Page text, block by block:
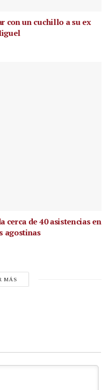
con un cuchillo a su ex
cerca de 40 asistencias en
agostinas
MÁS